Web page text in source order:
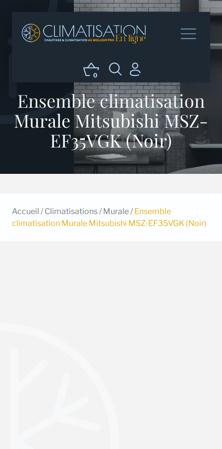
0
Ensemble climatisation
Murale Mitsubishi MSZ-
EF35VGK (Noir)
Accueil / Climatisations/ Murale/ Ensemble
climatisation Murale Mitsubishi MSZ-EF35VGK (Noir)